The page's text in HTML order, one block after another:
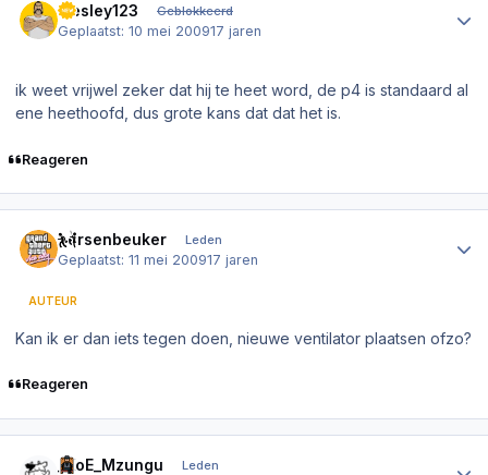
wesley123 Geblokkeerd
Geplaatst:10 mei 200917 jaren
ik weet vrijwel zeker dat hij te heet word, de p4 is standaard al
ene heethoofd, dus grote kans dat dat het is.
Reageren
hersenbeuker Leden
Geplaatst:11 mei 200917 jaren
AUTEUR
Kan ik er dan iets tegen doen, nieuwe ventilator plaatsen ofzo?
Reageren
_KoE_Mzungu Leden